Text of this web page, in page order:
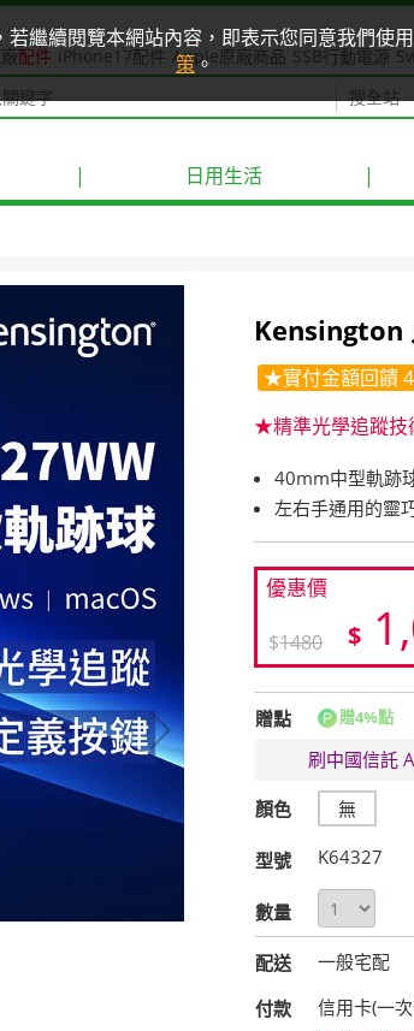
繼續閱覽本網站內容，即表示您同意我們使
策。
配件 iPhone17配件 Apple原廠商品 SSB行動電源
| 日用生活 |
Kensington
★實付金額回饋
★精準光學追蹤技
40mm中型軌跡
左右手通用的靈
優惠價
$
$1480
贈點 贈4%點
刷中國信託
顏色 無
型號 K64327
數量
配送
一般宅配
付款
信用卡(一